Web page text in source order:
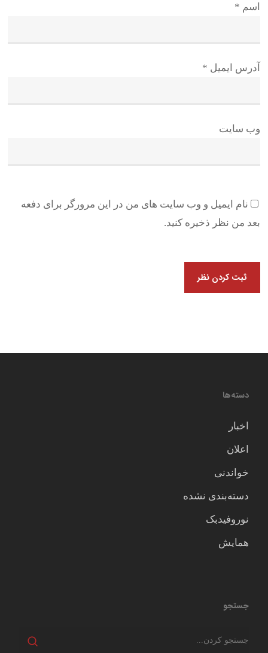
اسم *
آدرس ایمیل *
وب سایت
نام ایمیل و وب سایت های من در این مرورگر برای دفعه
بعد من نظر ذخیره کنید.
دسته‌ها
اخبار
اعلان
خواندنی
دسته‌بندی نشده
نوروفیدبک
همایش
جستجو